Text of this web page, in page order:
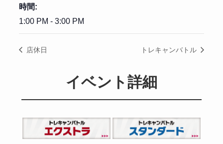
時間:
1:00 PM - 3:00 PM
店休日 トレキャンバトル
イベント詳細